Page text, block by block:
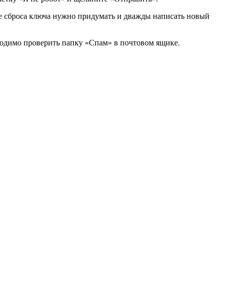
сброса ключа нужно придумать и дважды написать новый
проверить папку «Спам» в почтовом ящике.